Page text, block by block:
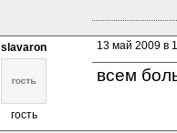
slavaron
гость
13 май 2009 в
всем